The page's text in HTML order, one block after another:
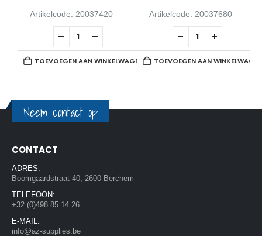
Artikelcode: 20037420
TOEVOEGEN AAN WINKELWAGEN
Artikelcode: 20037680
TOEVOEGEN AAN
Neem contact op
CONTACT
ADRES:
Boomgaardstraat 40, 2600 Berchem
TELEFOON:
+32 (0)498 85 14 26
E-MAIL:
info@az-supplies.be